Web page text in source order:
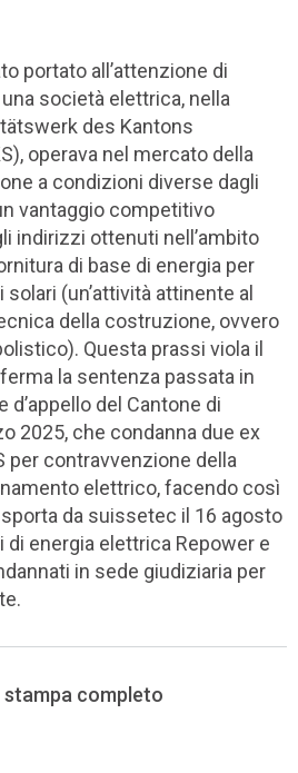
portato all’attenzione di
società elettrica, nella
des Kantons
operava nel mercato della
a condizioni diverse dagli
vantaggio competitivo
indirizzi ottenuti nell’ambito
di base di energia per
(un’attività attinente al
della costruzione, ovvero
Questa prassi viola il
la sentenza passata in
d’appello del Cantone di
2025, che condanna due ex
per contravvenzione della
elettrico, facendo così
da suissetec il 16 agosto
energia elettrica Repower e
in sede giudiziaria per
completo